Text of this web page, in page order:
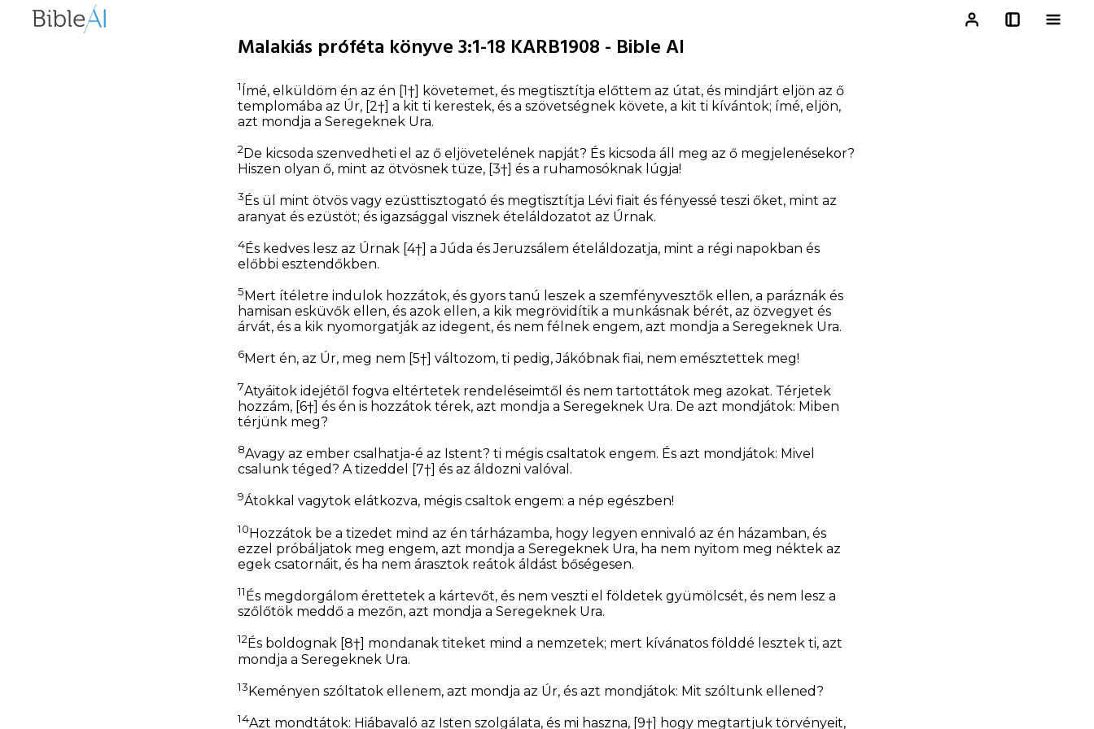
Malakiás próféta könyve 3:1-18 KARB1908 - Bible AI
1Ímé, elküldöm én az én [1†] követemet, és megtisztítja előttem az útat, és mindjárt eljön az ő
templomába az Úr, [2†] a kit ti kerestek, és a szövetségnek követe, a kit ti kívántok; ímé, eljön,
azt mondja a Seregeknek Ura.
2 De kicsoda szenvedheti el az ő eljövetelének napját? És kicsoda áll meg az ő megjelenésekor?
Hiszen olyan ő, mint az ötvösnek tüze, [3†] és a ruhamosóknak lúgja!
3 És ül mint ötvös vagy ezüsttisztogató és megtisztítja Lévi fiait és fényessé teszi őket, mint az
aranyat és ezüstöt; és igazsággal visznek ételáldozatot az Úrnak.
4És kedves lesz az Úrnak [4†] a Júda és Jeruzsálem ételáldozatja, mint a régi napokban és
előbbi esztendőkben.
5 Mert ítéletre indulok hozzátok, és gyors tanú leszek a szemfényvesztők ellen, a paráznák és
hamisan esküvők ellen, és azok ellen, a kik megrövidítik a munkásnak bérét, az özvegyet és
árvát, és a kik nyomorgatják az idegent, és nem félnek engem, azt mondja a Seregeknek Ura.
6Mert én, az Úr, meg nem [5†] változom, ti pedig, Jákóbnak fiai, nem emésztettek meg!
7Atyáitok idejétől fogva eltértetek rendeléseimtől és nem tartottátok meg azokat. Térjetek
hozzám, [6†] és én is hozzátok térek, azt mondja a Seregeknek Ura. De azt mondjátok: Miben
térjünk meg?
8Avagy az ember csalhatja-é az Istent? ti mégis csaltatok engem. És azt mondjátok: Mivel
csalunk téged? A tizeddel
[7†] és az áldozni valóval.
9Átokkal vagytok elátkozva, mégis csaltok engem: a nép egészben!
10Hozzátok be a tizedet mind az én tárházamba, hogy legyen ennivaló az én házamban, és
ezzel próbáljatok meg engem, azt mondja a Seregeknek Ura, ha nem nyitom meg néktek az
egek csatornáit, és ha nem árasztok reátok áldást bőségesen.
11 És megdorgálom érettetek a kártevőt, és nem veszti el földetek gyümölcsét, és nem lesz a
szőlőtök meddő a mezőn, azt mondja a Seregeknek Ura.
12És boldognak [8†] mondanak titeket mind a nemzetek; mert kívánatos földdé lesztek ti, azt
mondja a Seregeknek Ura.
13Keményen szóltatok ellenem, azt mondja az Úr, és azt mondjátok: Mit szóltunk ellened?
14Azt mondtátok: Hiábavaló az Isten szolgálata, és mi haszna, [9†] hogy megtartjuk törvényeit,